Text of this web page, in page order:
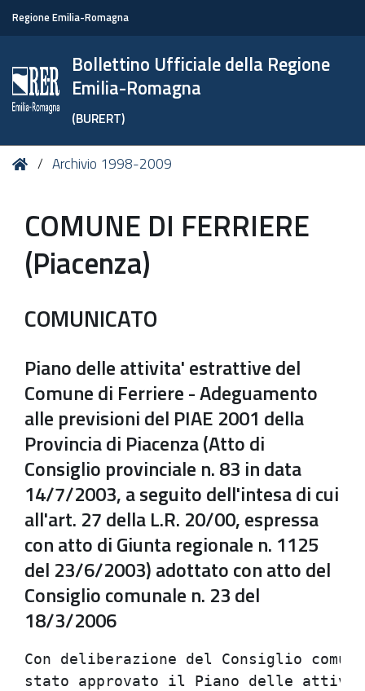
Regione Emilia-Romagna
Bollettino Ufficiale della Regione
Emilia-Romagna
(BURERT)
Tu HomeArchivio 1998-2009
COMUNE DI FERRIERE
(Piacenza)
COMUNICATO
Piano delle attivita' estrattive del
Comune di Ferriere - Adeguamento
alle previsioni del PIAE 2001 della
Provincia di Piacenza (Atto di
Consiglio provinciale n. 83 in data
14/7/2003, a seguito dell'intesa di cui
all'art. 27 della L.R. 20/00, espressa
con atto di Giunta regionale n. 1125
del 23/6/2003) adottato con atto del
Consiglio comunale n. 23 del
18/3/2006
Con deliberazione del Consiglio
stato approvato il Piano delle